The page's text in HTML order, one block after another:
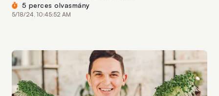
5 perces olvasmány
5/18/24, 10:45:52 AM